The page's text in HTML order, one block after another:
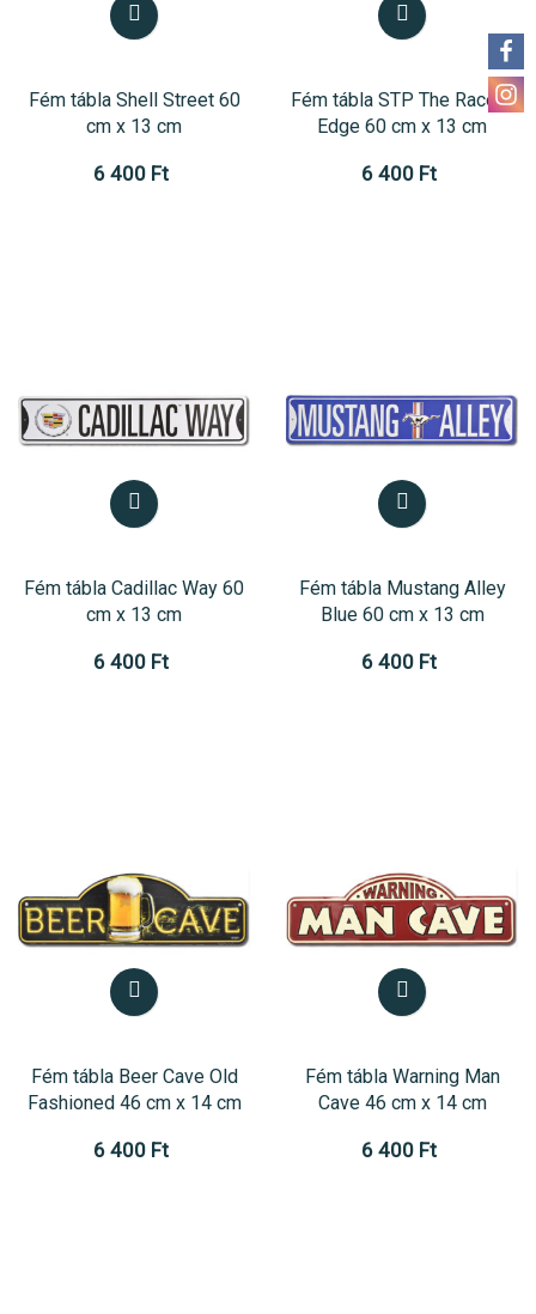
Fém tábla Shell Street 60
cm x 13 cm
6 400 Ft
Fém tábla STP The Racers
Edge 60 cm x 13 cm
6 400 Ft
Fém tábla Cadillac Way 60
cm x 13 cm
6 400 Ft
Fém tábla Mustang Alley
Blue 60 cm x 13 cm
6 400 Ft
Fém tábla Beer Cave Old
Fashioned 46 cm x 14 cm
6 400 Ft
Fém tábla Warning Man
Cave 46 cm x 14 cm
6 400 Ft